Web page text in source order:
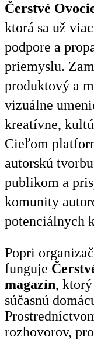
Čerstvé
ktorá sa už
podpore a
priemyslu.
produktový a
vizuálne
kreatívne,
Cieľom
autorskú
publikom a
komunity
potenciálnych
Popri
funguje
magazín,
súčasnú
rozhovorov,